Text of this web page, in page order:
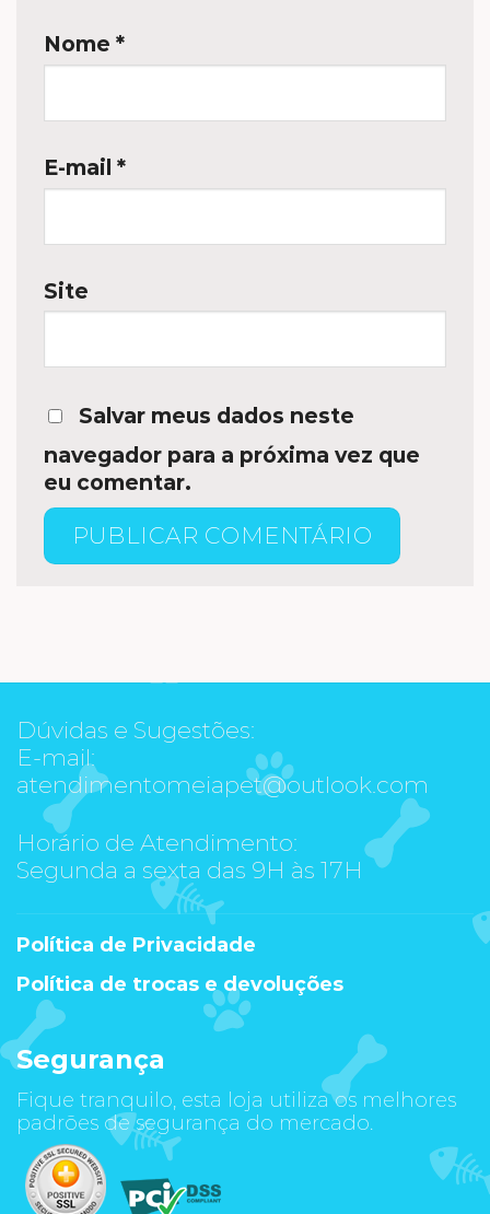
Nome *
E-mail *
Site
Salvar meus dados neste
navegador para a próxima vez que
eu comentar.
Dúvidas e Sugestões:
E-mail:
atendimentomeiapet@outlook.com
Horário de Atendimento:
Segunda a sexta das 9H às 17H
Política de Privacidade
Política de trocas e devoluções
Segurança
Fique tranquilo, esta loja utiliza os melhores
padrões de segurança do mercado.